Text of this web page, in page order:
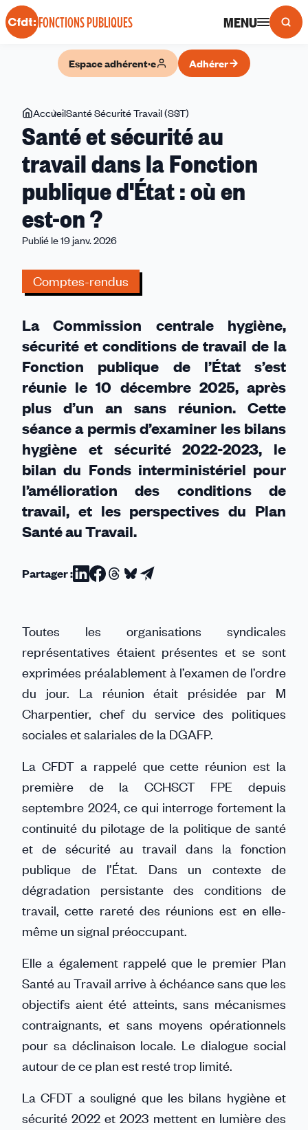
Panneau de gestion des cookies
FONCTIONS PUBLIQUES MENU
Espace adhérent·e Adhérer
Vous
êtes
ici
AccueilSanté Sécurité Travail (SST)
et
sécurité
au
travail
dans
on
?
Santé et sécurité au
travail dans la Fonction
publique d'État : où en
est-on ?
Publié le 19 janv. 2026
Comptes-rendus
La Commission centrale hygiène,
sécurité et conditions de travail de la
Fonction publique de l’État s’est
réunie le 10 décembre 2025, après
plus d’un an sans réunion. Cette
séance a permis d’examiner les bilans
hygiène et sécurité 2022-2023, le
bilan du Fonds interministériel pour
l’amélioration des conditions de
travail, et les perspectives du Plan
Santé au Travail.
Partager :Partager
Linkedin
Partager
Facebook
Partager
Threads
Partager
Bluesky
Partager
email
Toutes les organisations syndicales
représentatives étaient présentes et se sont
exprimées préalablement à l’examen de l’ordre
du jour. La réunion était présidée par M
Charpentier, chef du service des politiques
sociales et salariales de la DGAFP.
La CFDT a rappelé que cette réunion est la
première de la CCHSCT FPE depuis
septembre 2024, ce qui interroge fortement la
continuité du pilotage de la politique de santé
et de sécurité au travail dans la fonction
publique de l’État. Dans un contexte de
dégradation persistante des conditions de
travail, cette rareté des réunions est en elle-
même un signal préoccupant.
Elle a également rappelé que le premier Plan
Santé au Travail arrive à échéance sans que les
objectifs aient été atteints, sans mécanismes
contraignants, et sans moyens opérationnels
pour sa déclinaison locale. Le dialogue social
autour de ce plan est resté trop limité.
La CFDT a souligné que les bilans hygiène et
sécurité 2022 et 2023 mettent en lumière des